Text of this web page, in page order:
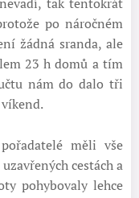
po náročném
žádná sranda, ale
23 h domů a tím
nám do dalo tři
měli vše
cestách a
pohybovaly lehce